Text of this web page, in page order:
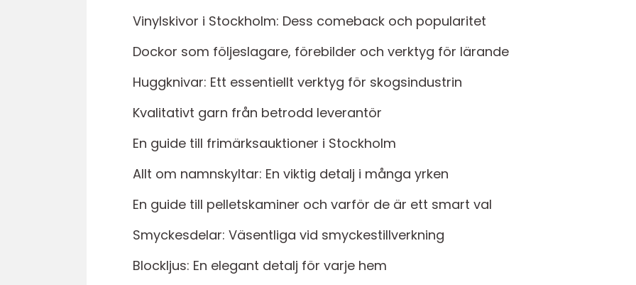
Vinylskivor i Stockholm: Dess comeback och popularitet
Dockor som följeslagare, förebilder och verktyg för lärande
Huggknivar: Ett essentiellt verktyg för skogsindustrin
Kvalitativt garn från betrodd leverantör
En guide till frimärksauktioner i Stockholm
Allt om namnskyltar: En viktig detalj i många yrken
En guide till pelletskaminer och varför de är ett smart val
Smyckesdelar: Väsentliga vid smyckestillverkning
Blockljus: En elegant detalj för varje hem